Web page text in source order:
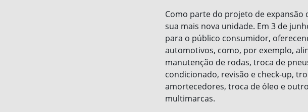
Como parte do projeto de
sua mais nova unidade. Em 3 de
para o público consumidor,
automotivos, como, por exemplo,
manutenção de rodas, troca de
condicionado, revisão e check-up,
amortecedores, troca de óleo e
multimarcas.